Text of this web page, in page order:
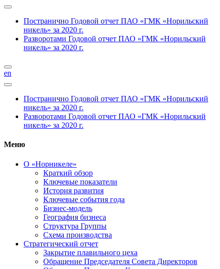
Постранично Годовой отчет ПАО «ГМК «Норильский
никель» за 2020 г.
Разворотами Годовой отчет ПАО «ГМК «Норильский
никель» за 2020 г.
en
Постранично Годовой отчет ПАО «ГМК «Норильский
никель» за 2020 г.
Разворотами Годовой отчет ПАО «ГМК «Норильский
никель» за 2020 г.
Меню
О «Норникеле»
Краткий обзор
Ключевые показатели
История развития
Ключевые события года
Бизнес-модель
География бизнеса
Структура Группы
Схема производства
Стратегический отчет
Закрытие плавильного цеха
Обращение Председателя Совета Директоров